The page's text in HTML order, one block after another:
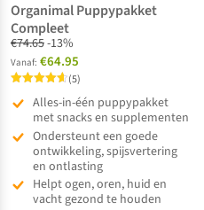
Organimal Puppypakket
Compleet
€74.65-13%
Vanaf: €64.95
4.60
(5)
Alles-in-één puppypakket
met snacks en supplementen
Ondersteunt een goede
ontwikkeling, spijsvertering
en ontlasting
Helpt ogen, oren, huid en
vacht gezond te houden